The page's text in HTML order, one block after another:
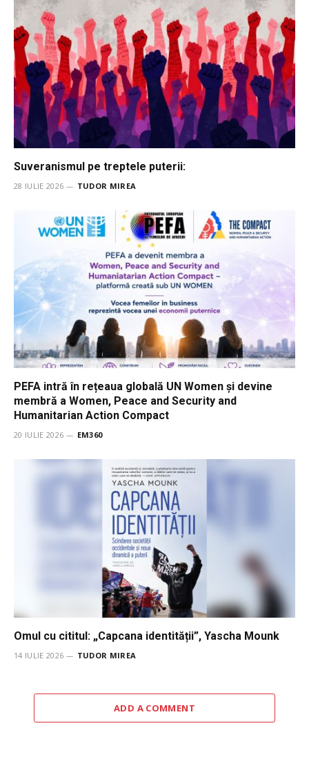
Suveranismul pe treptele puterii:
28 IULIE 2026 TUDOR MIREA
PEFA intră în rețeaua globală UN Women și devine
membră a Women, Peace and Security and
Humanitarian Action Compact
20 IULIE 2026 EM360
Omul cu cititul: „Capcana identității”, Yascha Mounk
14 IULIE 2026 TUDOR MIREA
ADD A COMMENT